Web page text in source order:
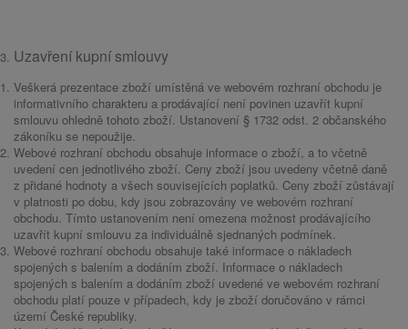
Uzavření kupní smlouvy
Veškerá prezentace zboží umístěná ve webovém rozhraní obchodu je
informativního charakteru a prodávající není povinen uzavřít kupní
smlouvu ohledně tohoto zboží. Ustanovení § 1732 odst. 2 občanského
zákoníku se nepoužije.
Webové rozhraní obchodu obsahuje informace o zboží, a to včetně
uvedení cen jednotlivého zboží. Ceny zboží jsou uvedeny včetně daně
z přidané hodnoty a všech souvisejících poplatků. Ceny zboží zůstávají
v platnosti po dobu, kdy jsou zobrazovány ve webovém rozhraní
obchodu. Tímto ustanovením není omezena možnost prodávajícího
uzavřít kupní smlouvu za individuálně sjednaných podmínek.
Webové rozhraní obchodu obsahuje také informace o nákladech
spojených s balením a dodáním zboží. Informace o nákladech
spojených s balením a dodáním zboží uvedené ve webovém rozhraní
obchodu platí pouze v případech, kdy je zboží doručováno v rámci
území České republiky.